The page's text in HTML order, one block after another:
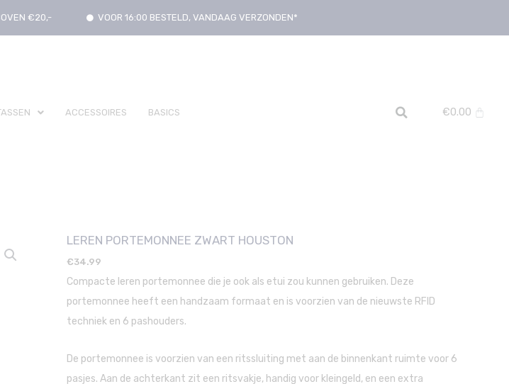
€20,- VOOR 16:00 BESTELD, VANDAAG VERZONDEN*
ACCESSOIRES BASICS €0.00
LEREN PORTEMONNEE ZWART HOUSTON
€34.99
Compacte leren portemonnee die je ook als etui zou kunnen gebruiken. Deze
portemonnee heeft een handzaam formaat en is voorzien van de nieuwste RFID
techniek en 6 pashouders.
De portemonnee is voorzien van een ritssluiting met aan de binnenkant ruimte voor 6
pasjes. Aan de achterkant zit een ritsvakje, handig voor kleingeld, en een extra